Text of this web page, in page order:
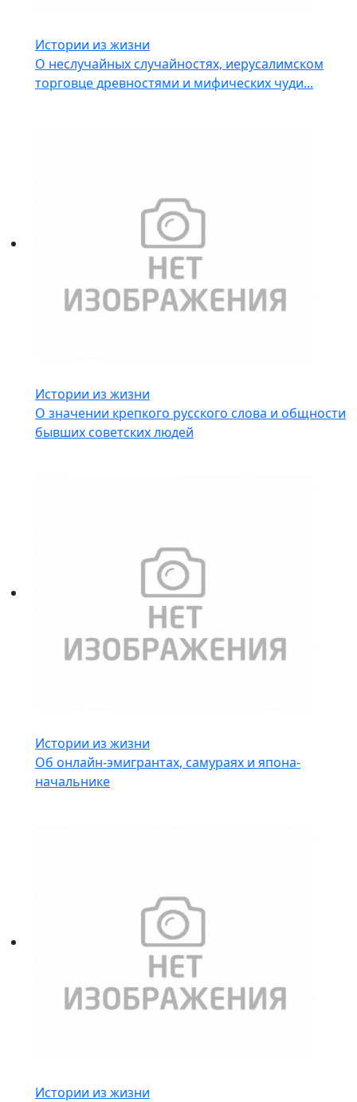
Истории из жизни
О неслучайных случайностях, иерусалимском
торговце древностями и мифических чуди...
Истории из жизни
О значении крепкого русского слова и общности
бывших советских людей
Истории из жизни
Об онлайн-эмигрантах, самураях и япона-
начальнике
Истории из жизни